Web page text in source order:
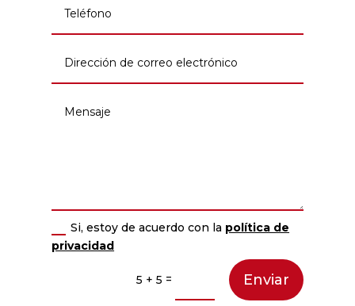
Si, estoy de acuerdo con la política de
privacidad
5 + 5 = Enviar